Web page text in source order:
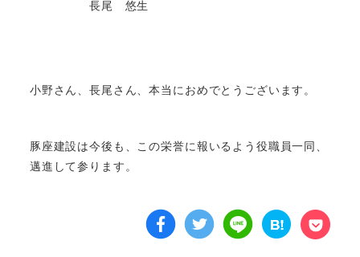
長尾 悠生
小野さん、長尾さん、本当におめでとうございます。
豚座建設は今後も、この栄誉に報いるよう役職員一同、
邁進して参ります。